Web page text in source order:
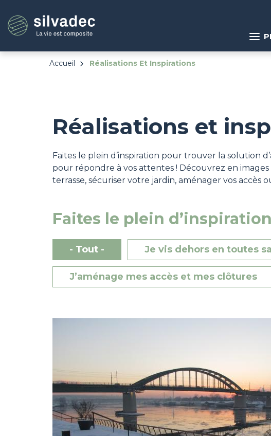
au
contenu
principal
Accueil Réalisations Et Inspirations
Réalisations et
Faites le plein d’inspiration pour trouver la solution
pour répondre à vos attentes ! Découvrez en
terrasse, sécuriser votre jardin, aménager vos accès
Faites le plein d’inspiration
- Tout - Je vis dehors en toutes
J’aménage mes accès et mes clôtures